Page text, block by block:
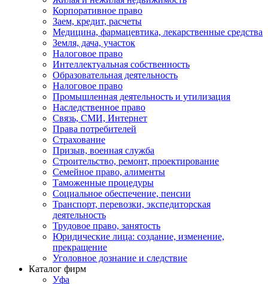
Корпоративное право
Заем, кредит, расчеты
Медицина, фармацевтика, лекарственные средства
Земля, дача, участок
Налоговое право
Интеллектуальная собственность
Образовательная деятельность
Налоговое право
Промышленная деятельность и утилизация
Наследственное право
Связь, СМИ, Интернет
Права потребителей
Страхование
Призыв, военная служба
Строительство, ремонт, проектирование
Семейное право, алименты
Таможенные процедуры
Социальное обеспечение, пенсии
Транспорт, перевозки, экспедиторская
деятельность
Трудовое право, занятость
Юридические лица: создание, изменение,
прекращение
Уголовное дознание и следствие
Каталог фирм
Уфа